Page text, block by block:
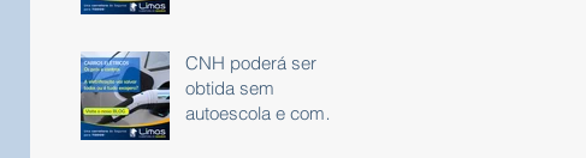
CNH poderá ser
obtida sem
autoescola e com